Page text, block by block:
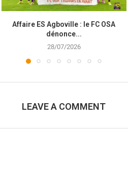
Affaire ES Agboville : le FC OSA
dénonce...
28/07/2026
LEAVE A COMMENT